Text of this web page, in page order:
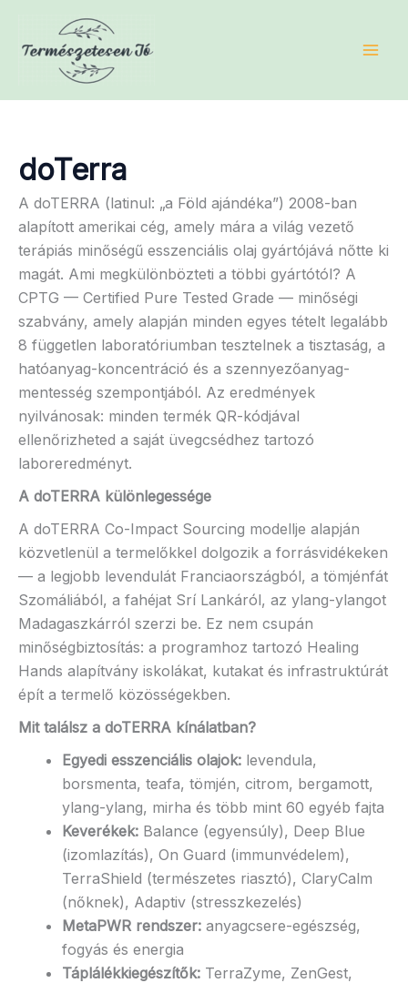
content
doTerra
A doTERRA (latinul: „a Föld ajándéka”) 2008-ban
alapított amerikai cég, amely mára a világ vezető
terápiás minőségű esszenciális olaj gyártójává nőtte ki
magát. Ami megkülönbözteti a többi gyártótól? A
CPTG — Certified Pure Tested Grade — minőségi
szabvány, amely alapján minden egyes tételt legalább
8 független laboratóriumban tesztelnek a tisztaság, a
hatóanyag-koncentráció és a szennyezőanyag-
mentesség szempontjából. Az eredmények
nyilvánosak: minden termék QR-kódjával
ellenőrizheted a saját üvegcsédhez tartozó
laboreredményt.
A doTERRA különlegessége
A doTERRA Co-Impact Sourcing modellje alapján
közvetlenül a termelőkkel dolgozik a forrásvidékeken
— a legjobb levendulát Franciaországból, a tömjénfát
Szomáliából, a fahéjat Srí Lankáról, az ylang-ylangot
Madagaszkárról szerzi be. Ez nem csupán
minőségbiztosítás: a programhoz tartozó Healing
Hands alapítvány iskolákat, kutakat és infrastruktúrát
épít a termelő közösségekben.
Mit találsz a doTERRA kínálatban?
Egyedi esszenciális olajok: levendula,
borsmenta, teafa, tömjén, citrom, bergamott,
ylang-ylang, mirha és több mint 60 egyéb fajta
Keverékek: Balance (egyensúly), Deep Blue
(izomlazítás), On Guard (immunvédelem),
TerraShield (természetes riasztó), ClaryCalm
(nőknek), Adaptiv (stresszkezelés)
MetaPWR rendszer: anyagcsere-egészség,
fogyás és energia
Táplálékkiegészítők: TerraZyme, ZenGest,